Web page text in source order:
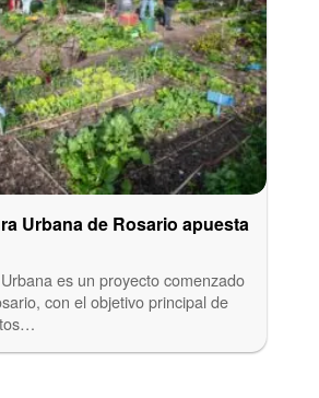
Urbana de Rosario apuesta
es un proyecto comenzado
con el objetivo principal de